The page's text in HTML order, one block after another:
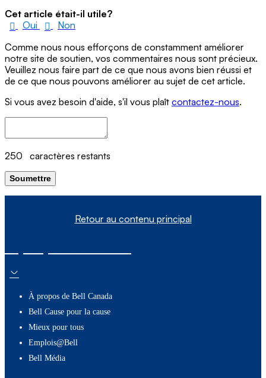
Cet article était-il utile?
Oui
Non
Comme nous nous efforçons de constamment améliorer
notre site de soutien, vos commentaires nous sont précieux.
Veuillez nous faire part de ce que nous avons bien réussi et
de ce que nous pouvons améliorer au sujet de cet article.
Si vous avez besoin d'aide, s'il vous plaît contactez-nous.
250 caractères restants
Soumettre
Retour au contenu principal
À propos de Bell Canada
Bell Cause pour la cause
Mieux pour tous
Emplois@Bell
Bell Média